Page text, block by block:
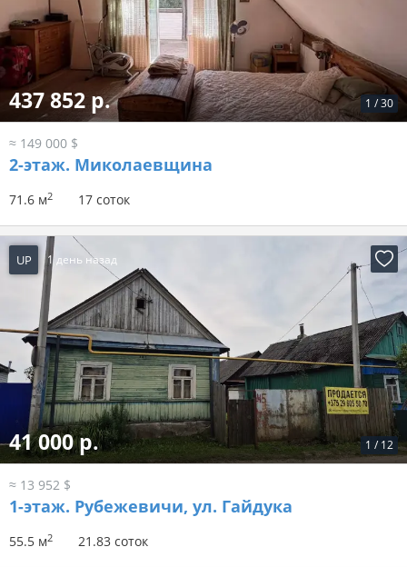
1 /30
437 852 р.
≈ 149 000 $
2-этаж. Миколаевщина
71.6 м2 17 соток
UP 1 день назад
1 / 12
41 000 р.
≈ 13 952 $
1-этаж. Рубежевичи, ул. Гайдука
55.5 м2 21.83 соток